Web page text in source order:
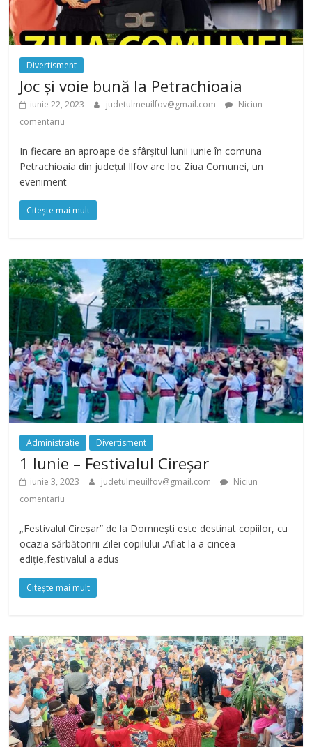
Divertisment
Joc și voie bună la Petrachioaia
iunie 22, 2023 judetulmeuilfov@gmail.com
Niciun
comentariu
In fiecare an aproape de sfârșitul lunii iunie în comuna
Petrachioaia din județul Ilfov are loc Ziua Comunei, un
eveniment
Citește mai mult
Administratie Divertisment
1 Iunie – Festivalul Cireșar
iunie 3, 2023 judetulmeuilfov@gmail.com
Niciun
comentariu
„Festivalul Cireșar” de la Domnești este destinat copiilor, cu
ocazia sărbătoririi Zilei copilului .Aflat la a cincea
ediție,festivalul a adus
Citește mai mult